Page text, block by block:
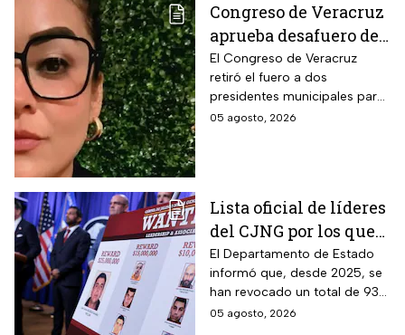
Congreso de Veracruz
aprueba desafuero de
alcalde ligado al caso
de la periodista
Roxana Guzmán
El Congreso de Veracruz
retiró el fuero a dos
presidentes municipales para
que continúen las
05 agosto, 2026
Lista oficial de líderes
del CJNG por los que
EUA ofrece millonaria
recompensa
El Departamento de Estado
informó que, desde 2025, se
han revocado un total de 93
visas a familiares y socios de
05 agosto, 2026